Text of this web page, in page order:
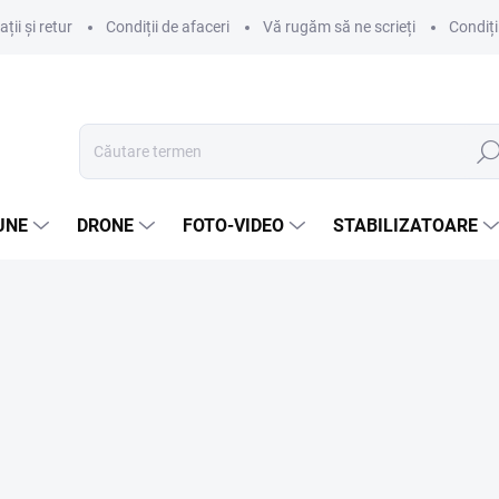
și retur Condiții de afaceri Vă rugăm să ne scrieți
DRONE FOTO-VIDEO STABILIZATOARE